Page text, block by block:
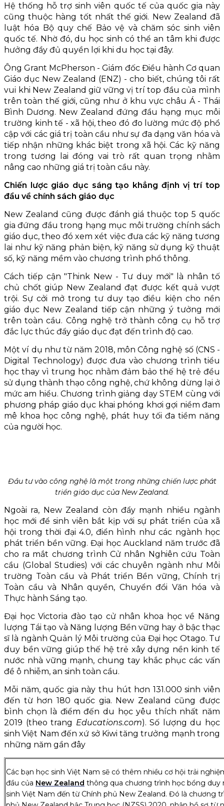
Hệ thống hỗ trợ sinh viên quốc tế của quốc gia này
cũng thuộc hàng tốt nhất thế giới. New Zealand đã
luật hóa Bộ quy chế Bảo vệ và chăm sóc sinh viên
quốc tế. Nhờ đó, du học sinh có thể an tâm khi được
hưởng đầy đủ quyền lợi khi du học tại đây.
Ông Grant McPherson - Giám đốc Điều hành Cơ quan
Giáo dục New Zealand (ENZ) - cho biết, chúng tôi rất
vui khi New Zealand giữ vững vị trí top đầu của mình
trên toàn thế giới, cũng như ở khu vực châu Á - Thái
Bình Dương. New Zealand đứng đầu hạng mục môi
trường kinh tế - xã hội, theo đó đo lường mức độ phổ
cập với các giá trị toàn cầu như sự đa dạng văn hóa và
tiếp nhận những khác biệt trong xã hội. Các kỹ năng
trong tương lai đóng vai trò rất quan trọng nhằm
nâng cao những giá trị toàn cầu này.
Chiến lược giáo dục sáng tạo khẳng định vị trí top
đầu về chính sách giáo dục
New Zealand cũng được đánh giá thuộc top 5 quốc
gia đứng đầu trong hạng mục môi trường chính sách
giáo dục, theo đó xem xét việc đưa các kỹ năng tương
lai như kỹ năng phản biện, kỹ năng sử dụng kỹ thuật
số, kỹ năng mềm vào chương trình phổ thông.
Cách tiếp cận "Think New - Tư duy mới" là nhân tố
chủ chốt giúp New Zealand đạt được kết quả vượt
trội. Sự cởi mở trong tư duy tạo điều kiện cho nền
giáo dục New Zealand tiếp cận những ý tưởng mới
trên toàn cầu. Công nghệ trở thành công cụ hỗ trợ
đắc lực thúc đẩy giáo dục đạt đến trình độ cao.
Một ví dụ như từ năm 2018, môn Công nghệ số (CNS -
Digital Technology) được đưa vào chương trình tiểu
học thay vì trung học nhằm đảm bảo thế hệ trẻ đều
sử dụng thành thạo công nghệ, chứ không dừng lại ở
mức am hiểu. Chương trình giảng dạy STEM cùng với
phương pháp giáo dục khai phóng khơi gợi niềm đam
mê khoa học công nghệ, phát huy tối đa tiềm năng
của người học.
Đầu tư vào công nghệ là một trong những chiến lược phát
triển giáo dục của New Zealand.
Ngoài ra, New Zealand còn đẩy mạnh nhiều ngành
học mới để sinh viên bắt kịp với sự phát triển của xã
hội trong thời đại 4.0, điển hình như các ngành học
phát triển bền vững. Đại học Auckland năm trước đã
cho ra mắt chương trình Cử nhân Nghiên cứu Toàn
cầu (Global Studies) với các chuyên ngành như Môi
trường Toàn cầu và Phát triển Bền vững, Chính trị
Toàn cầu và Nhân quyền, Chuyển đổi Văn hóa và
Thực hành Sáng tạo.
Đại học Victoria đào tạo cử nhân khoa học về Năng
lượng Tái tạo và Năng lượng Bền vững hay ở bậc thạc
sĩ là ngành Quản lý Môi trường của Đại học Otago. Tư
duy bền vững giúp thế hệ trẻ xây dựng nền kinh tế
nước nhà vững mạnh, chung tay khắc phục các vấn
đề ô nhiễm, an sinh toàn cầu.
Mỗi năm, quốc gia này thu hút hơn 131.000 sinh viên
đến từ hơn 180 quốc gia. New Zealand cũng được
bình chọn là điểm đến du học yêu thích nhất năm
2019 (theo trang Educations.com). Số lượng du học
sinh Việt Nam đến xứ sở Kiwi tăng trưởng mạnh trong
những năm gần đây
Các bạn học sinh Việt Nam sẽ có thêm nhiều cơ hội trải
đầu của New Zealand thông qua chương trình học bổng duy
sinh Việt Nam đến từ Chính phủ New Zealand. Đó là chương